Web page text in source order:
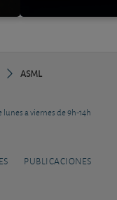
ASML
lunes a viernes de 9h-14h
PUBLICACIONES